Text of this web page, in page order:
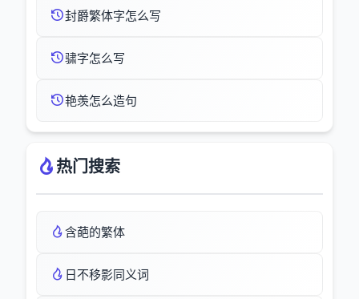
封爵繁体字怎么写
骕字怎么写
艳羡怎么造句
热门搜索
含葩的繁体
日不移影同义词